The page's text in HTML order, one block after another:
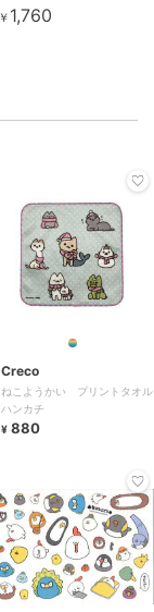
￥ 1,760
Creco
ねこようかい プリントタオル
ハンカチ
¥ 880